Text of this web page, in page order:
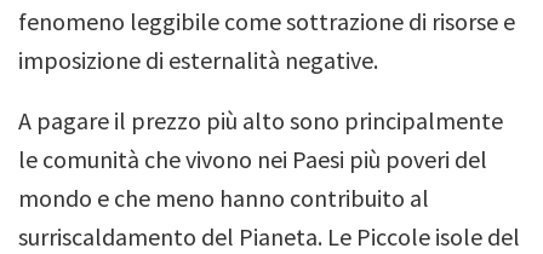
fenomeno leggibile come sottrazione di risorse e
imposizione di esternalità negative.
A pagare il prezzo più alto sono principalmente
le comunità che vivono nei Paesi più poveri del
mondo e che meno hanno contribuito al
surriscaldamento del Pianeta. Le Piccole isole del